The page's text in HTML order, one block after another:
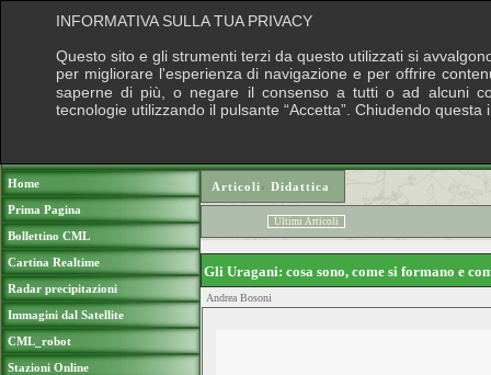
Home
Prima Pagina
Bollettino CML
Cartina Realtime
Radar precipitazioni
Immagini dal Satellite
CML_robot
Stazioni Online
Articoli› Didattica
Ultimi Articoli
Gli Uragani: cosa sono, come si formano e
Andrea Bosoni
INFORMATIVA SULLA TUA PRIVACY
Questo sito e gli strumenti terzi da questo utilizzati si
per migliorare l'esperienza di navigazione e per offrire
saperne di più, o negare il consenso a tutti o ad alcuni
tecnologie utilizzando il pulsante “Accetta”. Chiudendo